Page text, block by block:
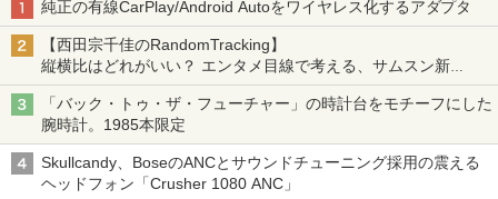
純正の有線CarPlay/Android Autoをワイヤレス化するアダプタ
【西田宗千佳のRandomTracking】
縦横比はどれがいい？ エンタメ目線で考える、サムスン新
「Galaxy Z Fold」
「バック・トゥ・ザ・フューチャー」の時計台をモチーフにした
腕時計。1985本限定
Skullcandy、BoseのANCとサウンドチューニング採用の震える
ヘッドフォン「Crusher 1080 ANC」